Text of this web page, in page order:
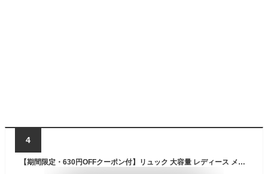
4
【期間限定・630円OFFクーポン付】リュック 大容量 レディース メンズ 楽天 シンプル バックパック 黒 ブラック リュックサック 通学 軽い 軽量 大きめ 旅行 a3 無地 地震対策 避難準備 防災リュック ディパック デイパック 防災用 非常